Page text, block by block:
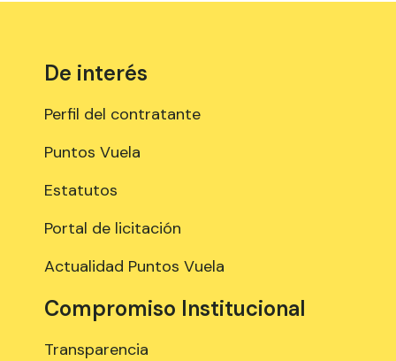
De interés
Perfil del contratante
Puntos Vuela
Estatutos
Portal de licitación
Actualidad Puntos Vuela
Compromiso Institucional
Transparencia